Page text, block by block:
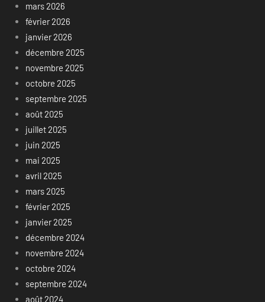
mars 2026
février 2026
janvier 2026
décembre 2025
novembre 2025
octobre 2025
septembre 2025
août 2025
juillet 2025
juin 2025
mai 2025
avril 2025
mars 2025
février 2025
janvier 2025
décembre 2024
novembre 2024
octobre 2024
septembre 2024
août 2024